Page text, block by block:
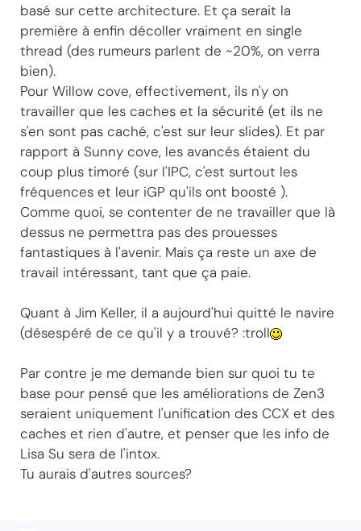
basé sur cette architecture. Et ça serait la
première à enfin décoller vraiment en single
thread (des rumeurs parlent de ~20%, on verra
bien).
Pour Willow cove, effectivement, ils n'y on
travailler que les caches et la sécurité (et ils ne
s'en sont pas caché, c'est sur leur slides). Et par
rapport à Sunny cove, les avancés étaient du
coup plus timoré (sur l'IPC, c'est surtout les
fréquences et leur iGP qu'ils ont boosté ).
Comme quoi, se contenter de ne travailler que là
dessus ne permettra pas des prouesses
fantastiques à l'avenir. Mais ça reste un axe de
travail intéressant, tant que ça paie.
Quant à Jim Keller, il a aujourd'hui quitté le navire
(désespéré de ce qu'il y a trouvé? :troll
Par contre je me demande bien sur quoi tu te
base pour pensé que les améliorations de Zen3
seraient uniquement l'unification des CCX et des
caches et rien d'autre, et penser que les info de
Lisa Su sera de l'intox.
Tu aurais d'autres sources?